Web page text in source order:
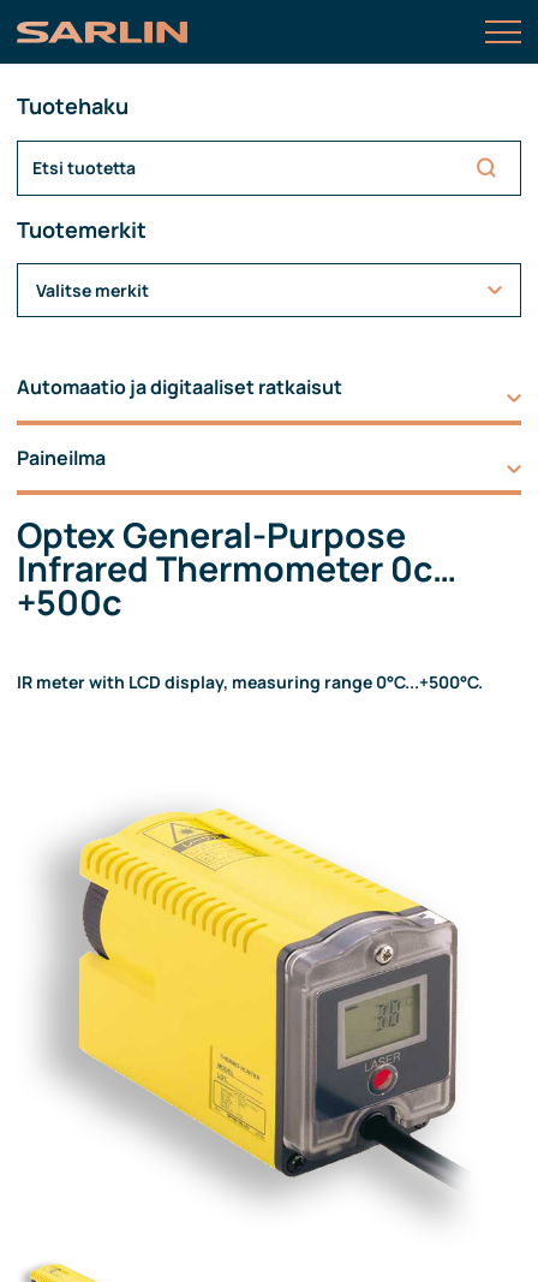
Tuotehaku
Tuotemerkit
Valitse merkit
Automaatio ja digitaaliset ratkaisut
Paineilma
Optex General-Purpose
Infrared Thermometer 0c…
+500c
IR meter with LCD display, measuring range 0°C...+500°C.